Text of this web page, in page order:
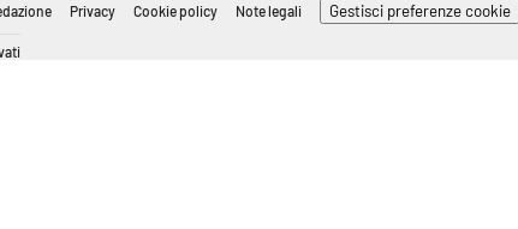
Privacy Cookie policy Note legali Gestisci preferenze cookie